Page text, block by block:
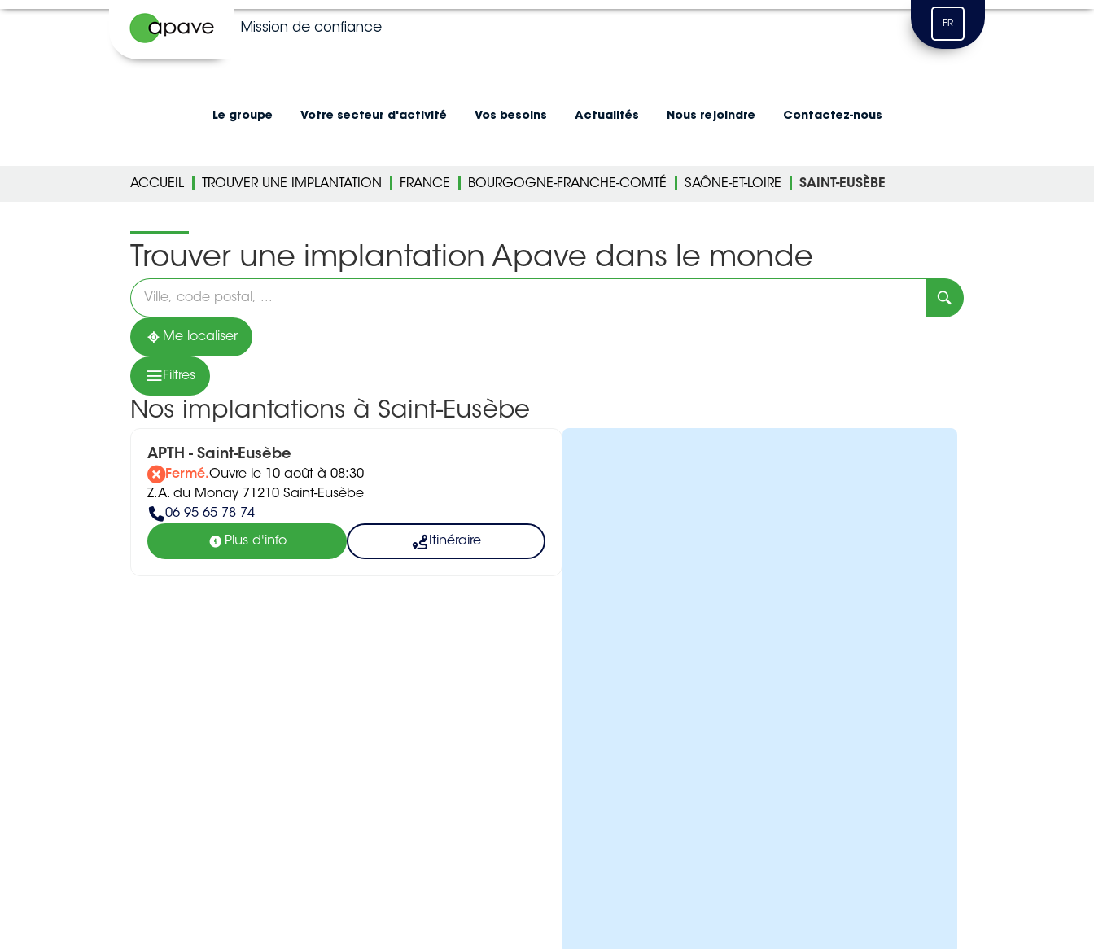
Mission de confiance FR
Le groupe Votre secteur d'activité Vos besoins Actualités Nous rejoindre Contactez-nous
ACCUEIL TROUVER UNE IMPLANTATION FRANCE BOURGOGNE-FRANCHE-COMTÉ SAÔNE-ET-LOIRE SAINT-EUSÈBE
Trouver une implantation Apave dans le monde
Veuillez
renseigner
une
adresse
Me localiser
Filtres
Nos implantations à Saint-Eusèbe
APTH - Saint-Eusèbe
Fermé.Ouvre le 10 août à 08:30
Z.A. du Monay 71210 Saint-Eusèbe
06 95 65 78 74
Plus d'info Itinéraire